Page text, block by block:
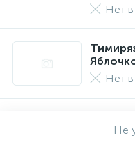
Нет
Нет
Не